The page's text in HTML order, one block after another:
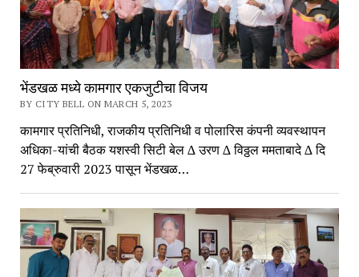
भेंडखळ मध्ये कामगार एकजुटीचा विजय
BY CITY BELL ON MARCH 5, 2023
कामगार प्रतिनिधी, राजकीय प्रतिनिधी व पोलारिस कंपनी व्यवस्थापन
अधिका-यांची बैठक यशस्वी सिटी बेल ∆ उरण ∆ विठ्ठल ममताबादे ∆ दि
27 फेब्रुवारी 2023 पासून भेंडखळ…